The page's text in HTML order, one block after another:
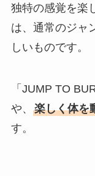
独特の感覚を楽
は、通常のジャ
しいものです。
「JUMP TO
や、 楽しく体を
す。